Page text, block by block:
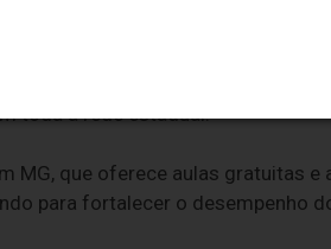
no Exame Nacional do
toda a rede estadual.
MG, que oferece aulas gratuitas
para fortalecer o desempenho